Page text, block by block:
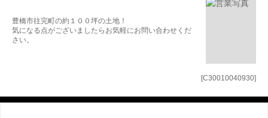
[C30010040930]
豊橋市往完町の約１００坪の土地！
気になる点がございましたらお気軽にお問い合わせくだ
さい。